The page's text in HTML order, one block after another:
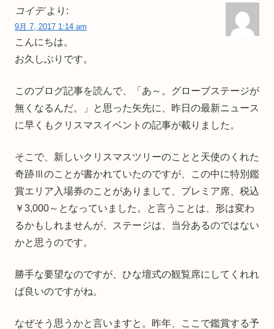
コイデ より:
9月 7, 2017 1:14 am
こんにちは。
お久しぶりです。
このブログ記事を読んで、「あ～。グローブステージが
無くなるんだ。」と思った矢先に、昨日の最新ニュース
に早くもクリスマスイベントの記事が載りました。
そこで、新しいクリスマスツリーのことと天使のくれた
奇跡Ⅲのことが書かれていたのですが、この中に特別鑑
賞エリア入場券のことがありまして、プレミア席、税込
￥3,000～となっていました。と言うことは、形は変わ
るかもしれませんが、ステージは、当分あるのではない
かと思うのです。
勝手な要望なのですが、ひな壇式の観覧席にしてくれれ
ば良いのですがね。
なぜそう思うかと言いますと。昨年、ここで鑑賞する予